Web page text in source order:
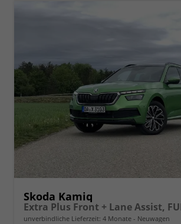
Skoda Kamiq
unverbindliche Lieferzeit: 4 Monate Neuwagen